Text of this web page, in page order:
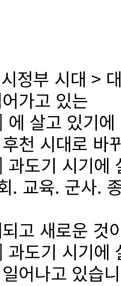
정부 시대 >
가고 있는
살고 있기에
천 시대로 바
도기 시기에
. 교육. 군사.
고 새로운 것
도기 시기에
어나고 있습